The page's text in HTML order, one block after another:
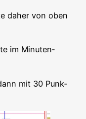
daher von oben
im Minu­ten­
mit 30 Punk­